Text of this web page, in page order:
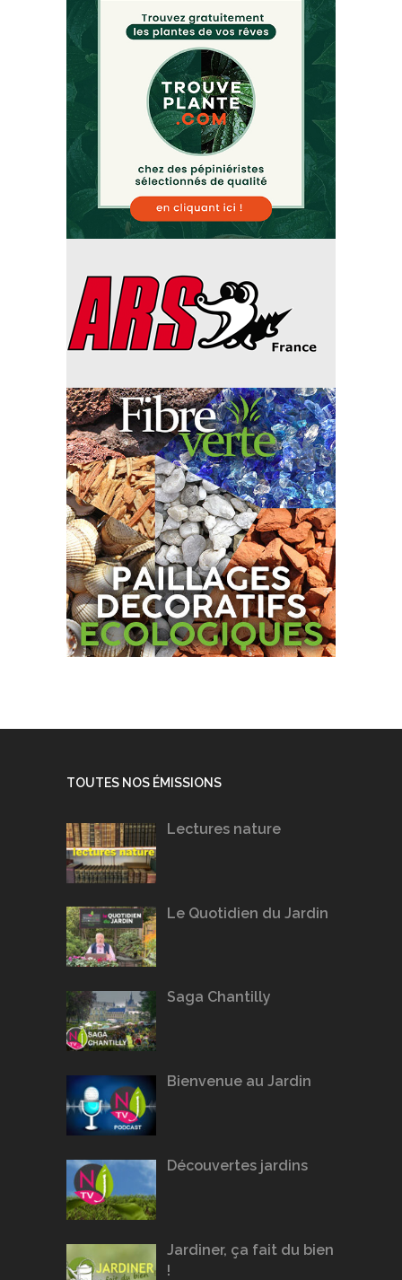
TOUTES NOS ÉMISSIONS
Lectures nature
Le Quotidien du Jardin
Saga Chantilly
Bienvenue au Jardin
Découvertes jardins
Jardiner, ça fait du bien
!